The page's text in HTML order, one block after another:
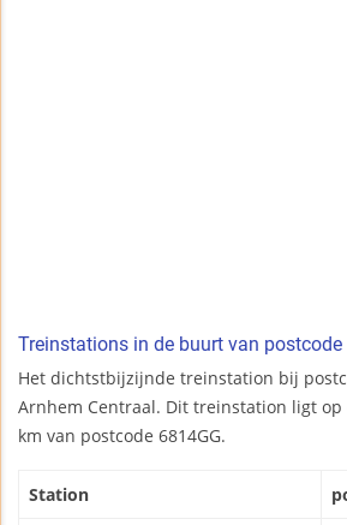
Treinstations in de buurt van postcode
Het dichtstbijzijnde treinstation bij
Arnhem Centraal. Dit treinstation ligt op
km van postcode 6814GG.
Station